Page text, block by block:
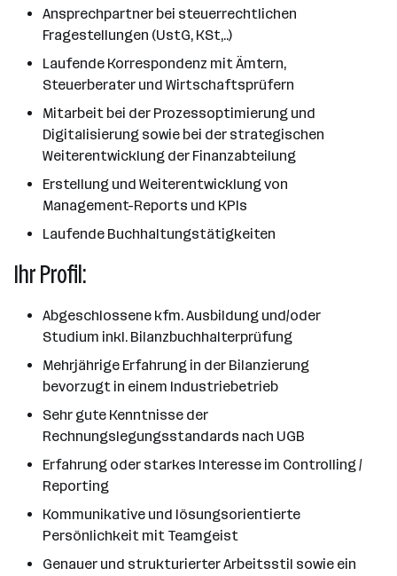
Ansprechpartner bei steuerrechtlichen
Fragestellungen (UstG, KSt,..)
Laufende Korrespondenz mit Ämtern,
Steuerberater und Wirtschaftsprüfern
Mitarbeit bei der Prozessoptimierung und
Digitalisierung sowie bei der strategischen
Weiterentwicklung der Finanzabteilung
Erstellung und Weiterentwicklung von
Management-Reports und KPIs
Laufende Buchhaltungstätigkeiten
Ihr Profil:
Abgeschlossene kfm. Ausbildung und/oder
Studium inkl. Bilanzbuchhalterprüfung
Mehrjährige Erfahrung in der Bilanzierung
bevorzugt in einem Industriebetrieb
Sehr gute Kenntnisse der
Rechnungslegungsstandards nach UGB
Erfahrung oder starkes Interesse im Controlling /
Reporting
Kommunikative und lösungsorientierte
Persönlichkeit mit Teamgeist
Genauer und strukturierter Arbeitsstil sowie ein